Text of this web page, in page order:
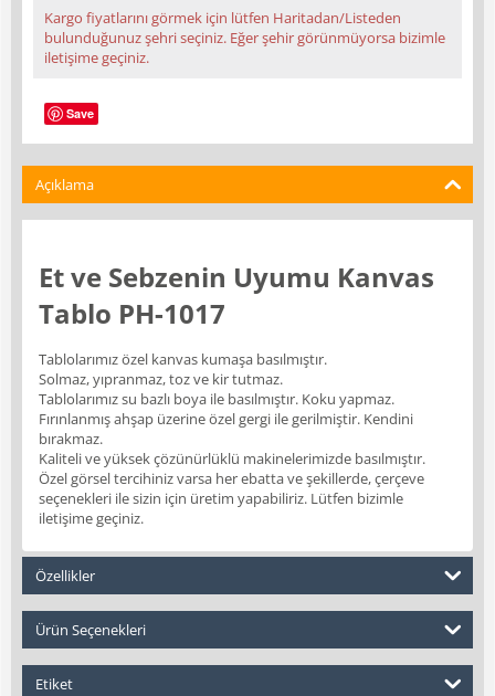
Kargo fiyatlarını görmek için lütfen Haritadan/Listeden
bulunduğunuz şehri seçiniz. Eğer şehir görünmüyorsa bizimle
iletişime geçiniz.
Save
Açıklama
Et ve Sebzenin Uyumu Kanvas
Tablo PH-1017
Tablolarımız özel kanvas kumaşa basılmıştır.
Solmaz, yıpranmaz, toz ve kir tutmaz.
Tablolarımız su bazlı boya ile basılmıştır. Koku yapmaz.
Fırınlanmış ahşap üzerine özel gergi ile gerilmiştir. Kendini
bırakmaz.
Kaliteli ve yüksek çözünürlüklü makinelerimizde basılmıştır.
Özel görsel tercihiniz varsa her ebatta ve şekillerde, çerçeve
seçenekleri ile sizin için üretim yapabiliriz. Lütfen bizimle
iletişime geçiniz.
Özellikler
Ürün Seçenekleri
Etiket